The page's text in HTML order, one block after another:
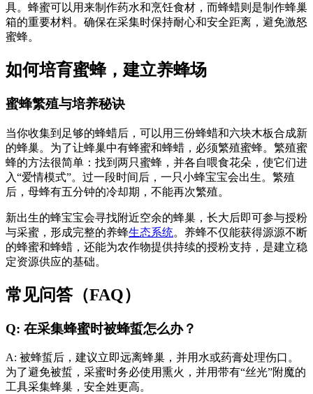
具。蜂蜜可以用来制作药水和烹饪食材，而蜂蜡则是制作蜂巢
箱的重要材料。确保在采集时保持耐心和安全距离，避免激怒
蜜蜂。
如何培育蜜蜂，建立养蜂场
蜜蜂繁殖与培养秘诀
当你收集到足够的蜂蜡后，可以用三份蜂蜡和六块木板合成新
的蜂巢。为了让蜂巢中有蜂蜜和蜂蜡，必须繁殖蜜蜂。繁殖蜜
蜂的方法很简单：找到两只蜜蜂，并各自喂食花朵，使它们进
入“爱情模式”。过一段时间后，一只小蜂宝宝会出生。繁殖
后，母蜂有五分钟的冷却期，不能再次繁殖。
新出生的蜂宝宝会寻找附近空余的蜂巢，长大后即可参与授粉
与采蜜，形成完整的养蜂生态系统。养蜂不仅能获得源源不断
的蜂蜜和蜂蜡，还能为农作物提供持续的授粉支持，是建立稳
定资源供应的基础。
常见问答（FAQ）
Q: 在采集蜂蜜时被蜂蜇怎么办？
A: 被蜂蜇后，建议立即远离蜂巢，并用水或药膏处理伤口。
为了避免被蜇，采蜜时务必使用熏火，并用带有“丝光”附魔的
工具采集蜂巢，安全姓更高。